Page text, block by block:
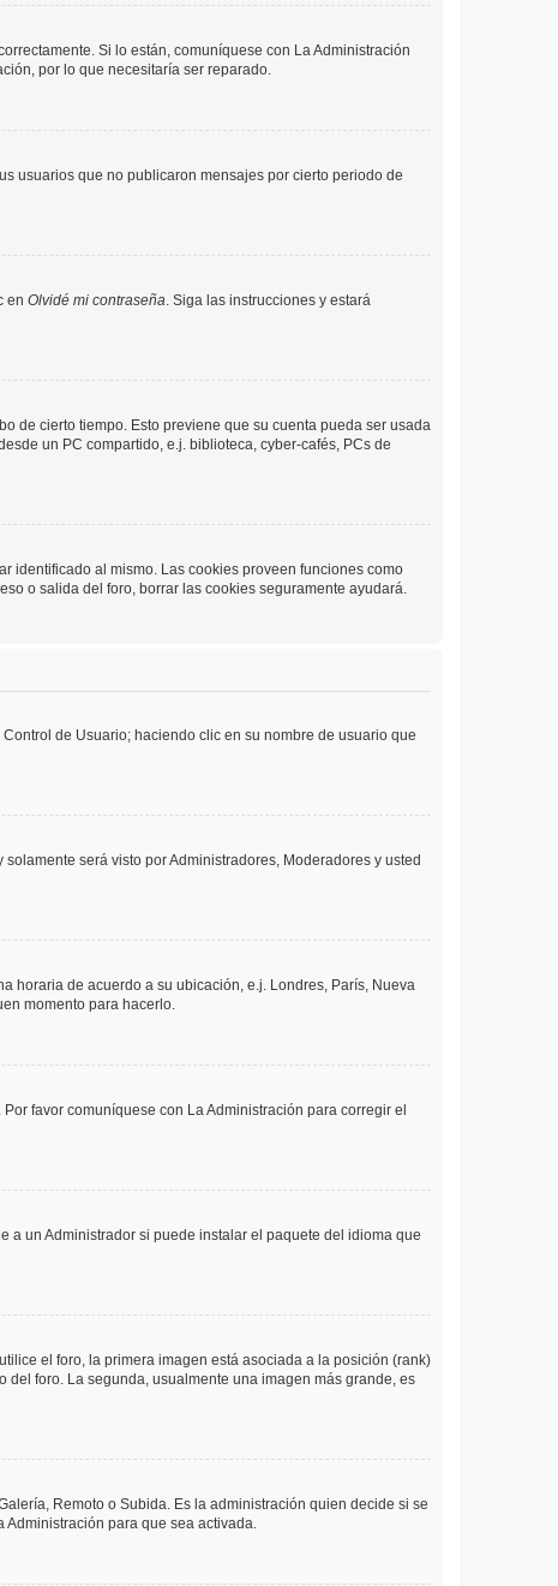
Si lo están, comuníquese con La Administración
por lo que necesitaría ser reparado.
usuarios que no publicaron mensajes por cierto periodo de
en Olvidé mi contraseña. Siga las instrucciones y estará
de cierto tiempo. Esto previene que su cuenta pueda ser usada
un PC compartido, e.j. biblioteca, cyber-cafés, PCs de
identificado al mismo. Las cookies proveen funciones como
o salida del foro, borrar las cookies seguramente ayudará.
de Usuario; haciendo clic en su nombre de usuario que
solamente será visto por Administradores, Moderadores y usted
horaria de acuerdo a su ubicación, e.j. Londres, París, Nueva
momento para hacerlo.
favor comuníquese con La Administración para corregir el
a un Administrador si puede instalar el paquete del idioma que
el foro, la primera imagen está asociada a la posición (rank)
foro. La segunda, usualmente una imagen más grande, es
Remoto o Subida. Es la administración quien decide si se
para que sea activada.